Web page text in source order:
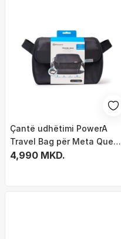
Çantë udhëtimi PowerA
Travel Bag për Meta Quest
3 3S, me rrip shpatulle, gri
4,990 MKD.